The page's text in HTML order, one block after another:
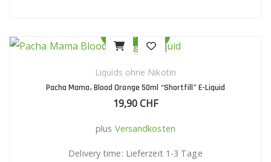
Quick View
Liquids ohne Nikotin
Pacha Mama, Blood Orange 50ml “Shortfill” E-Liquid
19,90CHF
plus Versandkosten
Delivery time: Lieferzeit 1-3 Tage